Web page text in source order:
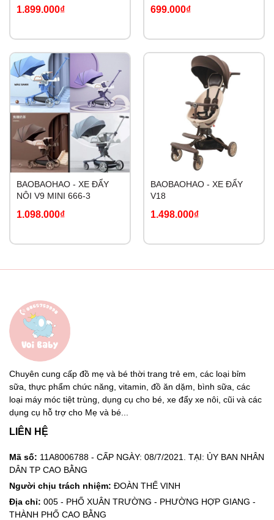
1.899.000₫ 699.000₫
BAOBAOHAO - XE ĐẨY
NÔI V9 MINI 666-3
1.098.000₫
BAOBAOHAO - XE ĐẨY
V18
1.498.000₫
Chuyên cung cấp đồ mẹ và bé thời trang trẻ em, các loại bỉm
sữa, thực phẩm chức năng, vitamin, đồ ăn dặm, bình sữa, các
loại máy móc tiệt trùng, dụng cụ cho bé, xe đẩy xe nôi, cũi và các
dụng cụ hỗ trợ cho Mẹ và bé...
LIÊN HỆ
Mã số: 11A8006788 - CẤP NGÀY: 08/7/2021. TẠI: ỦY BAN NHÂN
DÂN TP CAO BẰNG
Người chịu trách nhiệm: ĐOÀN THẾ VINH
Địa chỉ: 005 - PHỐ XUÂN TRƯỜNG - PHƯỜNG HỢP GIANG -
THÀNH PHỐ CAO BẰNG